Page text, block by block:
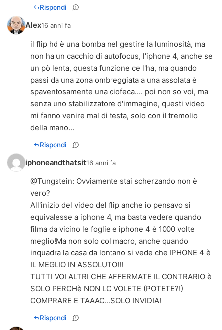
Rispondi
Alex16 anni fa
il flip hd è una bomba nel gestire la luminosità, ma
non ha un cacchio di autofocus, l'iphone 4, anche se
un pò lenta, questa funzione ce l'ha, ma quando
passi da una zona ombreggiata a una assolata è
spaventosamente una ciofeca.... poi non so voi, ma
senza uno stabilizzatore d'immagine, questi video
mi fanno venire mal di testa, solo con il tremolio
della mano...
Rispondi
iphoneandthatsit16 anni fa
@Tungstein: Ovviamente stai scherzando non è
vero?
All'inizio del video del flip anche io pensavo si
equivalesse a iphone 4, ma basta vedere quando
filma da vicino le foglie e iphone 4 è 1000 volte
meglio!Ma non solo col macro, anche quando
inquadra la casa da lontano si vede che IPHONE 4 è
IL MEGLIO IN ASSOLUTO!!!
TUTTI VOI ALTRI CHE AFFERMATE IL CONTRARIO è
SOLO PERCHè NON LO VOLETE (POTETE?!)
COMPRARE E TAAAC...SOLO INVIDIA!
Rispondi